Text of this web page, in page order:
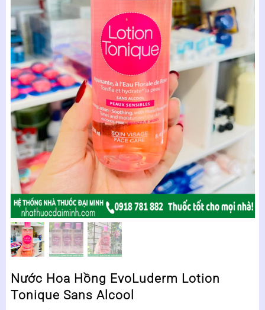
Nước Hoa Hồng EvoLuderm Lotion
Tonique Sans Alcool